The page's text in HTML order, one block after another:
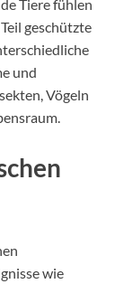
Tiere fühlen
geschützte
und
Vögeln
wie